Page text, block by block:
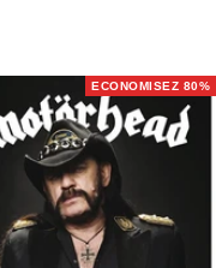
ECONOMISEZ 80%